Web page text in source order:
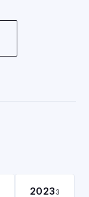
20233